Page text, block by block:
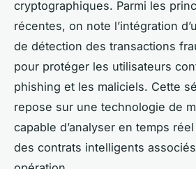
cryptographiques. Parmi les
récentes, on note l’intégration
de détection des transactions
pour protéger les utilisateurs
phishing et les maliciels. Cette
repose sur une technologie de
capable d’analyser en temps
des contrats intelligents